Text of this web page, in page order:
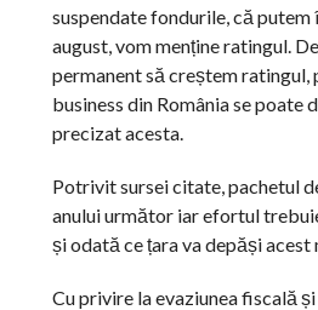
suspendate fondurile, că
august, vom menține ratingul.
permanent să creștem
business din România se poate
precizat acesta.
Potrivit sursei citate, pachetul
anului următor iar efortul
și odată ce țara va depăși
Cu privire la evaziunea fiscală